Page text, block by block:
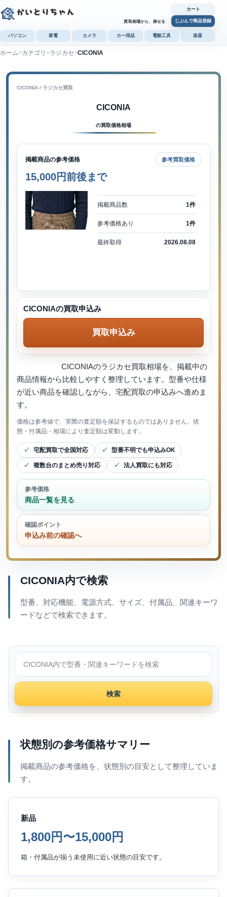
買取相場から、探せる
カート
じぶんで商品登録
パソコン 家電 カメラ カー用品 電動工具 楽器
ホーム カテゴリ ラジカセ CICONIA
CICONIA / ラジカセ買取
CICONIA
の買取価格相場
掲載商品の参考価格 参考買取価格
15,000円前後まで
掲載商品数 1件
参考価格あり 1件
最終取得 2026.08.08
CICONIAのラジカセ買取相場を、掲載中の
商品情報から比較しやすく整理しています。型番や仕様
が近い商品を確認しながら、宅配買取の申込みへ進めま
す。
価格は参考値で、実際の査定額を保証するものではありません。状
態・付属品・相場により査定額は変動します。
宅配買取で全国対応 型番不明でも申込みOK
複数台のまとめ売り対応 法人買取にも対応
参考価格
商品一覧を見る
確認ポイント
申込み前の確認へ
CICONIAの買取申込み
買取申込み
CICONIA内で検索
型番、対応機能、電源方式、サイズ、付属品、関連キーワ
ードなどで検索できます。
CICONIA内で検索
検索
状態別の参考価格サマリー
掲載商品の参考価格を、状態別の目安として整理していま
す。
新品
1,800円〜15,000円
箱・付属品が揃う未使用に近い状態の目安です。